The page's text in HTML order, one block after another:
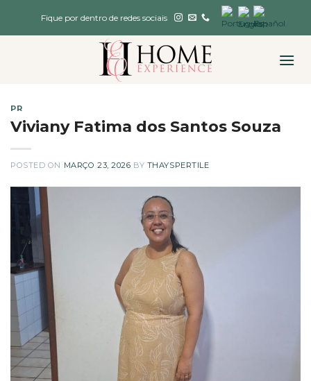
Fique por dentro de redes sociais
PR
Viviany Fatima dos Santos Souza
POSTED ON MARÇO 23, 2026 BY THAYSPERTILE